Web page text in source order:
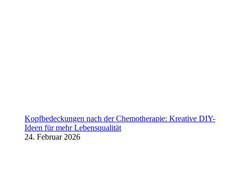
Kopfbedeckungen nach der Chemotherapie: Kreative DIY-
Ideen für mehr Lebensqualität
24. Februar 2026